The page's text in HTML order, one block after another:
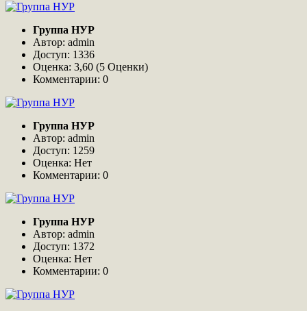
Группа НУР
Автор: admin
Доступ: 1336
Оценка: 3,60 (5 Оценки)
Комментарии: 0
Группа НУР
Автор: admin
Доступ: 1259
Оценка: Нет
Комментарии: 0
Группа НУР
Автор: admin
Доступ: 1372
Оценка: Нет
Комментарии: 0